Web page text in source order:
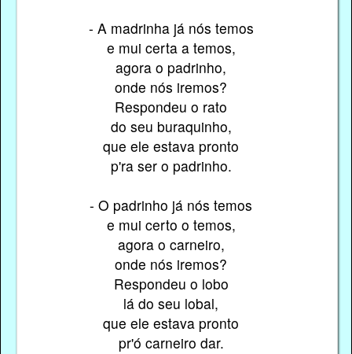
- A madrinha já nós temos
e mui certa a temos,
agora o padrinho,
onde nós iremos?
Respondeu o rato
do seu buraquinho,
que ele estava pronto
p'ra ser o padrinho.
- O padrinho já nós temos
e mui certo o temos,
agora o carneiro,
onde nós iremos?
Respondeu o lobo
lá do seu lobal,
que ele estava pronto
pr'ó carneiro dar.